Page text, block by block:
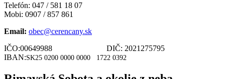
Telefón: 047 / 581 18 07
Mobi: 0907 / 857 861
Email: obec@cerencany.sk
IČO:00649988 DIČ: 2021275795
IBAN:SK25 0200 0000 0000 1722 0392